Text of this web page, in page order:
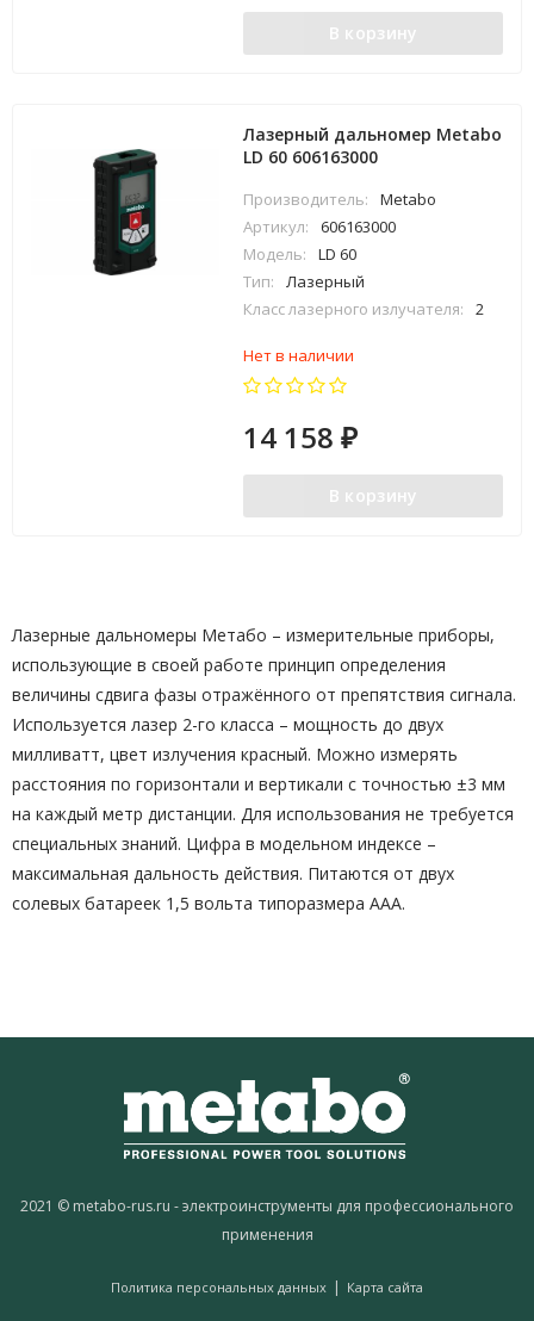
В корзину
Лазерный дальномер Metabo
LD 60 606163000
Производитель:
Metabo
Артикул:
606163000
Модель:
LD 60
Тип:
Лазерный
Класс лазерного излучателя:
2
Нет в наличии
14 158₽
В корзину
Лазерные дальномеры Метабо – измерительные приборы,
использующие в своей работе принцип определения
величины сдвига фазы отражённого от препятствия сигнала.
Используется лазер 2-го класса – мощность до двух
милливатт, цвет излучения красный. Можно измерять
расстояния по горизонтали и вертикали с точностью ±3 мм
на каждый метр дистанции. Для использования не требуется
специальных знаний. Цифра в модельном индексе –
максимальная дальность действия. Питаются от двух
солевых батареек 1,5 вольта типоразмера ААА.
2021 © metabo-rus.ru - электроинструменты для профессионального
применения
Политика персональных данных | Карта сайта